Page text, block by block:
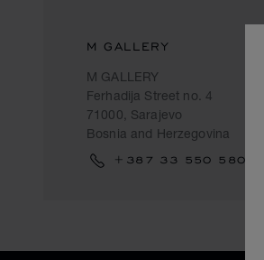
M GALLERY
M GALLERY
Ferhadija Street no. 4
71000, Sarajevo
Bosnia and Herzegovina
+387 33 550 580